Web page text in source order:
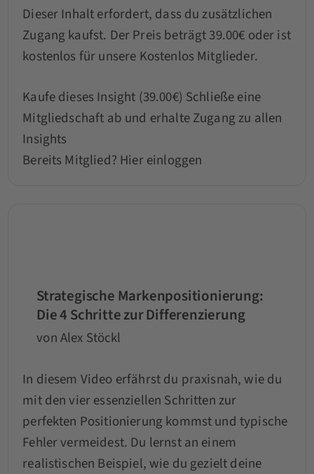
Dieser Inhalt erfordert, dass du zusätzlichen
Zugang kaufst. Der Preis beträgt 39.00€ oder ist
kostenlos für unsere Kostenlos Mitglieder.
Kaufe dieses Insight (39.00€) Schließe eine
Mitgliedschaft ab und erhalte Zugang zu allen
Insights
Bereits Mitglied? Hier einloggen
Strategische Markenpositionierung:
Die 4 Schritte zur Differenzierung
von Alex Stöckl
In diesem Video erfährst du praxisnah, wie du
mit den vier essenziellen Schritten zur
perfekten Positionierung kommst und typische
Fehler vermeidest. Du lernst an einem
realistischen Beispiel, wie du gezielt deine